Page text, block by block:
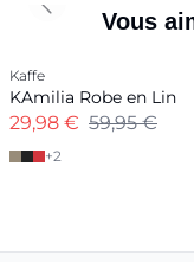
Vous
Mélange Lin
Kaffe
KAmilia Robe en Lin
29,98 € 59,95 €
+2
Previous slide